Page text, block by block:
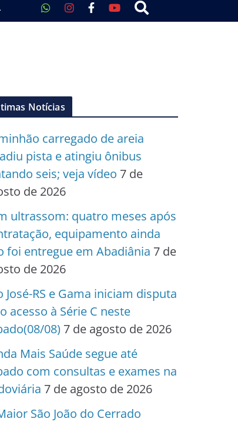
Notícias
carregado de areia
pista e atingiu ônibus
seis; veja vídeo 7 de
de 2026
ultrassom: quatro meses após
equipamento ainda
foi entregue em Abadiânia 7 de
de 2026
José-RS e Gama iniciam disputa
acesso à Série C neste
08) 7 de agosto de 2026
Mais Saúde segue até
com consultas e exames na
7 de agosto de 2026
São João do Cerrado